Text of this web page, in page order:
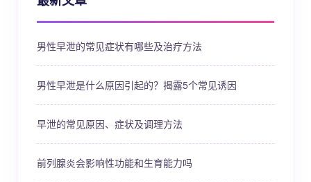
男性早泄的常见症状有哪些及治疗方法
男性早泄是什么原因引起的？揭露5个常见诱因
早泄的常见原因、症状及调理方法
前列腺炎会影响性功能和生育能力吗